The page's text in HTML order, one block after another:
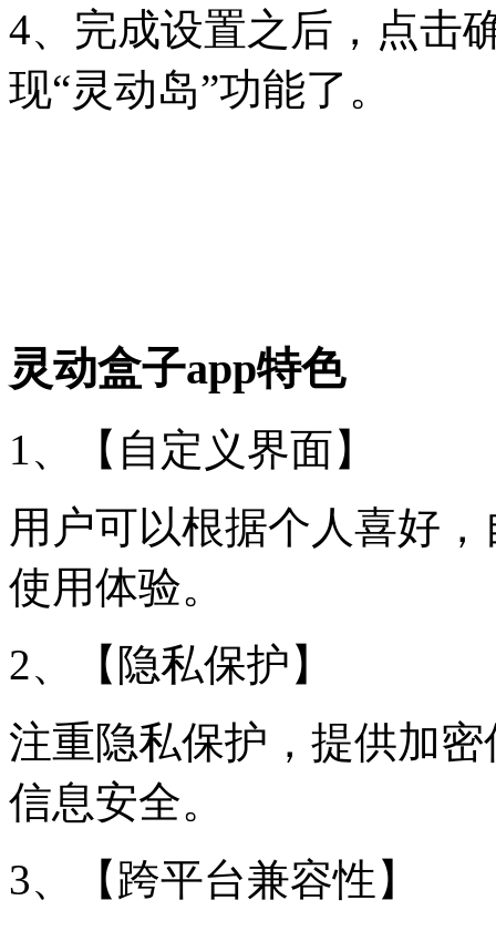
4、完成设置之后，点击
现“灵动岛”功能了。
灵动盒子app特色
1、【自定义界面】
用户可以根据个人喜好
使用体验。
2、【隐私保护】
注重隐私保护，提供加
信息安全。
3、【跨平台兼容性】